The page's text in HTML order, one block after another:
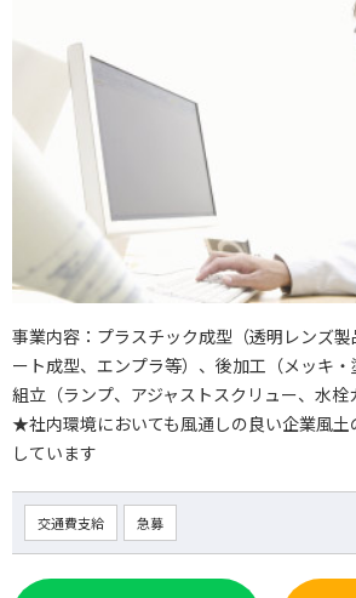
事業内容：プラスチック成型（透明レンズ
ート成型、エンプラ等）、後加工（メッキ・
組立（ランプ、アジャストスクリュー、水
★社内環境においても風通しの良い企業風
しています
交通費支給 急募